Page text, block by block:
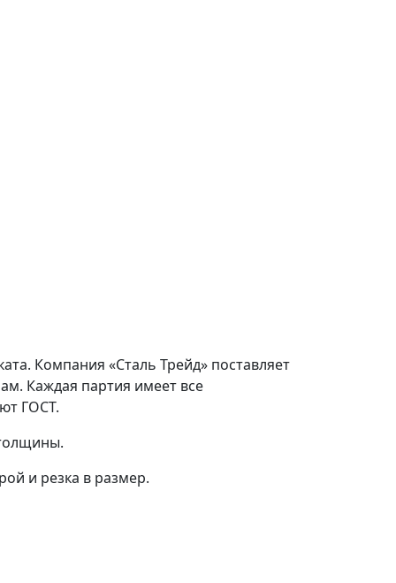
Компания «Сталь Трейд» поставляет
Каждая партия имеет все
ГОСТ.
и резка в размер.